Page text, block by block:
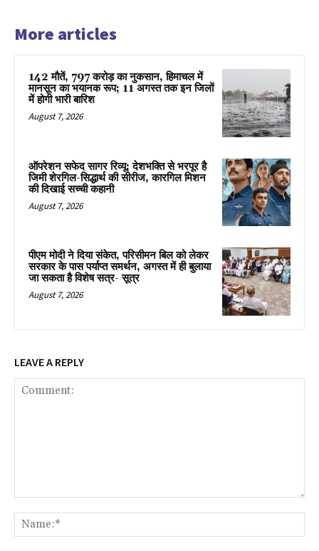
More articles
142 मौतें, 797 करोड़ का नुकसान, हिमाचल में
मानसून का भयानक रूप; 11 अगस्त तक इन जिलों
में होगी भारी बारिश
August 7, 2026
ऑपरेशन सफेद सागर रिव्यू: देशभक्ति से भरपूर है
जिमी शेरगिल-सिद्धार्थ की सीरीज, कारगिल मिशन
की दिखाई सच्ची कहानी
August 7, 2026
पीएम मोदी ने दिया संकेत, परिसीमन बिल को लेकर
सरकार के पास पर्याप्त समर्थन, अगस्त में ही बुलाया
जा सकता है विशेष सत्र- सूत्र
August 7, 2026
LEAVE A REPLY